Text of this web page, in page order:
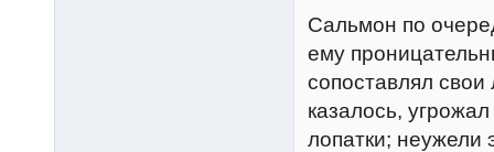
Сальмон по
ему
сопоставлял
казалось,
лопатки; неужели